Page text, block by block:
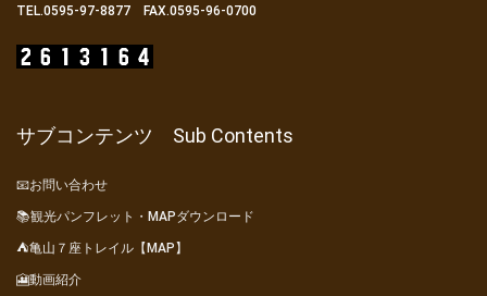
TEL.0595-97-8877 FAX.0595-96-0700
サブコンテンツ Sub Contents
📧お問い合わせ
📚観光パンフレット・MAPダウンロード
⛺亀山７座トレイル【MAP】
🎦動画紹介